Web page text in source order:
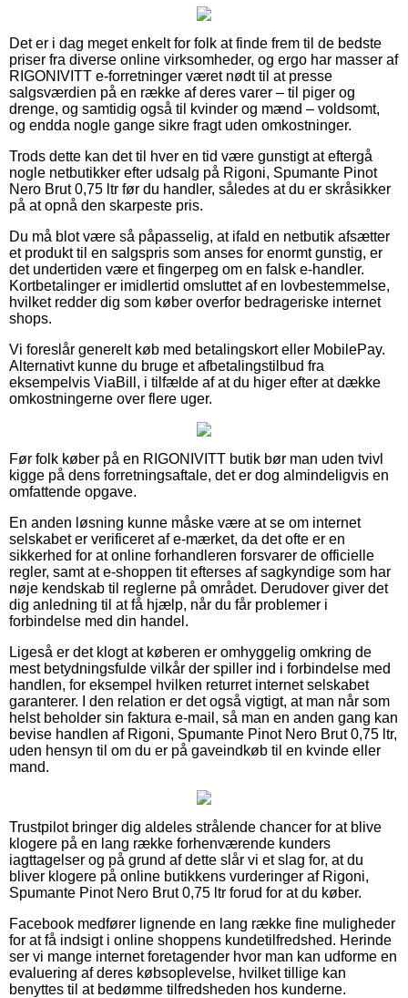
Det er i dag meget enkelt for folk at finde frem til de bedste
priser fra diverse online virksomheder, og ergo har masser af
RIGONIVITT e-forretninger været nødt til at presse
salgsværdien på en række af deres varer – til piger og
drenge, og samtidig også til kvinder og mænd – voldsomt,
og endda nogle gange sikre fragt uden omkostninger.
Trods dette kan det til hver en tid være gunstigt at eftergå
nogle netbutikker efter udsalg på Rigoni, Spumante Pinot
Nero Brut 0,75 ltr før du handler, således at du er skråsikker
på at opnå den skarpeste pris.
Du må blot være så påpasselig, at ifald en netbutik afsætter
et produkt til en salgspris som anses for enormt gunstig, er
det undertiden være et fingerpeg om en falsk e-handler.
Kortbetalinger er imidlertid omsluttet af en lovbestemmelse,
hvilket redder dig som køber overfor bedrageriske internet
shops.
Vi foreslår generelt køb med betalingskort eller MobilePay.
Alternativt kunne du bruge et afbetalingstilbud fra
eksempelvis ViaBill, i tilfælde af at du higer efter at dække
omkostningerne over flere uger.
Før folk køber på en RIGONIVITT butik bør man uden tvivl
kigge på dens forretningsaftale, det er dog almindeligvis en
omfattende opgave.
En anden løsning kunne måske være at se om internet
selskabet er verificeret af e-mærket, da det ofte er en
sikkerhed for at online forhandleren forsvarer de officielle
regler, samt at e-shoppen tit efterses af sagkyndige som har
nøje kendskab til reglerne på området. Derudover giver det
dig anledning til at få hjælp, når du får problemer i
forbindelse med din handel.
Ligeså er det klogt at køberen er omhyggelig omkring de
mest betydningsfulde vilkår der spiller ind i forbindelse med
handlen, for eksempel hvilken returret internet selskabet
garanterer. I den relation er det også vigtigt, at man når som
helst beholder sin faktura e-mail, så man en anden gang kan
bevise handlen af Rigoni, Spumante Pinot Nero Brut 0,75 ltr,
uden hensyn til om du er på gaveindkøb til en kvinde eller
mand.
Trustpilot bringer dig aldeles strålende chancer for at blive
klogere på en lang række forhenværende kunders
iagttagelser og på grund af dette slår vi et slag for, at du
bliver klogere på online butikkens vurderinger af Rigoni,
Spumante Pinot Nero Brut 0,75 ltr forud for at du køber.
Facebook medfører lignende en lang række fine muligheder
for at få indsigt i online shoppens kundetilfredshed. Herinde
ser vi mange internet foretagender hvor man kan udforme en
evaluering af deres købsoplevelse, hvilket tillige kan
benyttes til at bedømme tilfredsheden hos kunderne.